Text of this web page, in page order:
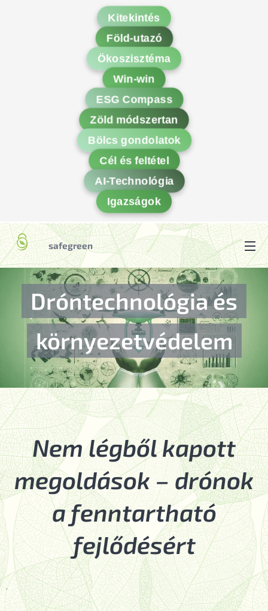
Kitekintés
Föld-utazó
Ökoszisztéma
Win-win
ESG Compass
Zöld módszertan
Bölcs gondolatok
Cél és feltétel
AI-Technológia
Igazságok
safegreen
Dróntechnológia és
környezetvédelem
Nem légből kapott
megoldások – drónok
a fenntartható
fejlődésért
.